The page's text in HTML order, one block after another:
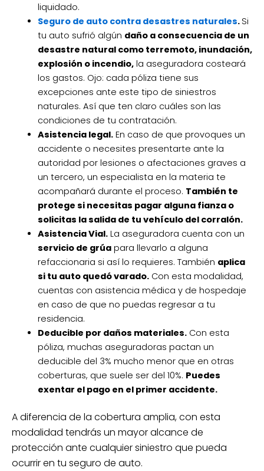
liquidado.
Seguro de auto contra desastres naturales. Si
tu auto sufrió algún daño a consecuencia de un
desastre natural como terremoto, inundación,
explosión o incendio,la aseguradora costeará
los gastos. Ojo: cada póliza tiene sus
excepciones ante este tipo de siniestros
naturales. Así que ten claro cuáles son las
condiciones de tu contratación.
Asistencia legal.En caso de que provoques un
accidente o necesites presentarte ante la
autoridad por lesiones o afectaciones graves a
un tercero, un especialista en la materia te
acompañará durante el proceso. También te
protege si necesitas pagar alguna fianza o
solicitas la salida de tu vehículo del corralón.
Asistencia Vial.La aseguradora cuenta con un
servicio de grúapara llevarlo a alguna
refaccionaria si así lo requieres. También aplica
si tu auto quedó varado.Con esta modalidad,
cuentas con asistencia médica y de hospedaje
en caso de que no puedas regresar a tu
residencia.
Deducible por daños materiales.Con esta
póliza, muchas aseguradoras pactan un
deducible del 3% mucho menor que en otras
coberturas, que suele ser del 10%. Puedes
exentar el pago en el primer accidente.
A diferencia de la cobertura amplia, con esta
modalidad tendrás un mayor alcance de
protección ante cualquier siniestro que pueda
ocurrir en tu seguro de auto.